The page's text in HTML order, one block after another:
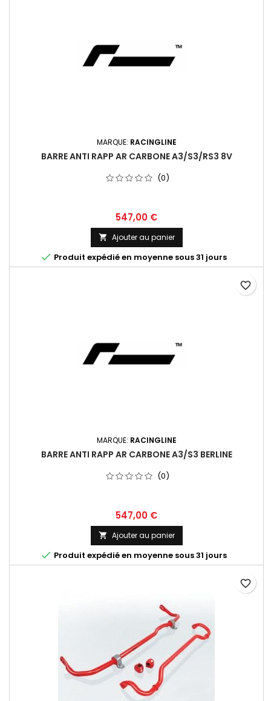
MARQUE: RACINGLINE
BARRE ANTI RAPP AR CARBONE A3/S3/RS3 8V
(0)
Prix
547,00 €
 Ajouter au panier
 Produit expédié en moyenne sous 31 jours
MARQUE: RACINGLINE
BARRE ANTI RAPP AR CARBONE A3/S3 BERLINE
(0)
Prix
547,00 €
 Ajouter au panier
 Produit expédié en moyenne sous 31 jours
favorite_border
favorite_border